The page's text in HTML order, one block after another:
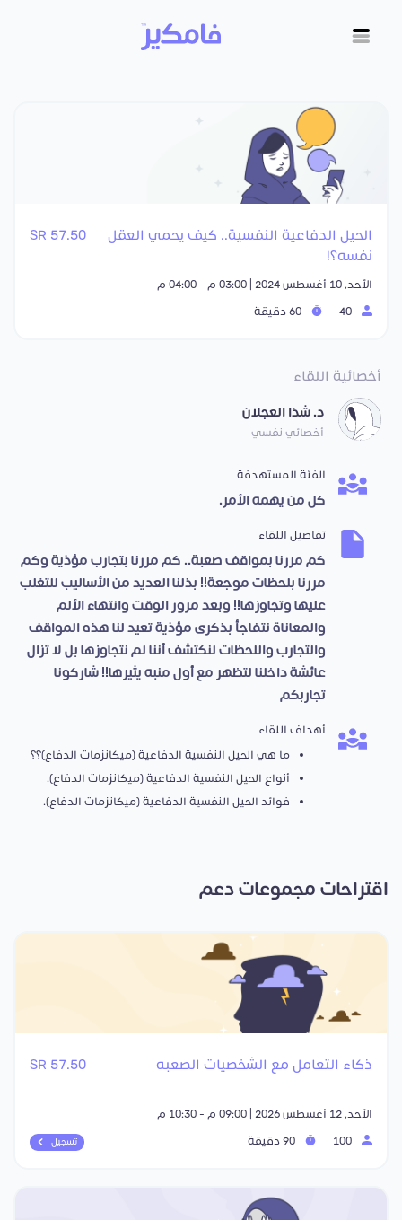
الحيل الدفاعية النفسية.. كيف يحمي العقل
نفسه؟!
57.50 SR
الأحد, 10 أغسطس 2024 | 03:00 م - 04:00 م
أخصائية اللقاء
د. شذا العجلان
أخصائي نفسي
الفئة المستهدفة
كل من يهمه الأمر.
تفاصيل اللقاء
كم مررنا بمواقف صعبة.. كم مررنا بتجارب مؤذية وكم
مررنا بلحظات موجعة!! بذلنا العديد من الأساليب للتغلب
عليها وتجاوزها!! وبعد مرور الوقت وانتهاء الألم
والمعاناة نتفاجأ بذكرى مؤذية تعيد لنا هذه المواقف
والتجارب واللحظات لنكتشف أننا لم نتجاوزها بل لا تزال
عائشة داخلنا لتظهر مع أول منبه يثيرها!! شاركونا
تجاربكم،،
أهداف اللقاء
ما هي الحيل النفسية الدفاعية (ميكانزمات الدفاع)؟؟
أنواع الحيل النفسية الدفاعية (ميكانزمات الدفاع).
فوائد الحيل النفسية الدفاعية (ميكانزمات الدفاع).
اقتراحات مجموعات دعم
ذكاء التعامل مع الشخصيات الصعبه 57.50 SR
الأحد, 12 أغسطس 2026 | 09:00 م - 10:30 م
تسجيل